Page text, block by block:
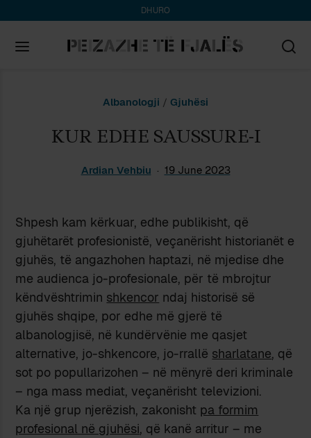
DHURO
Albanologji / Gjuhësi
KUR EDHE SAUSSURE-I
Ardian Vehbiu 19 June 2023
Shpesh kam kërkuar, edhe publikisht, që
gjuhëtarët profesionistë, veçanërisht historianët e
gjuhës, të angazhohen haptazi, në mjedise dhe
me audienca jo-profesionale, për të mbrojtur
këndvështrimin shkencor ndaj historisë së
gjuhës shqipe, por edhe më gjerë të
albanologjisë, në kundërvënie me qasjet
alternative, jo-shkencore, jo-rrallë sharlatane, që
sot po popullarizohen – në mënyrë deri kriminale
– nga mass mediat, veçanërisht televizioni.
Ka një grup njerëzish, zakonisht pa formim
profesional në gjuhësi, që kanë arritur – me